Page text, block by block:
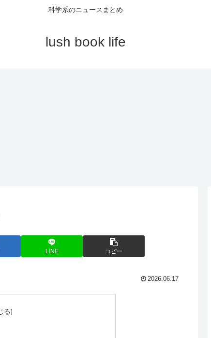
科学系のニュースまとめ
lush book life
LINE コピー
2026.06.17